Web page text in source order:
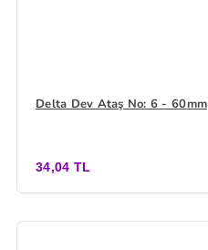
Delta Dev Ataş No: 6 - 60mm
34,04 TL